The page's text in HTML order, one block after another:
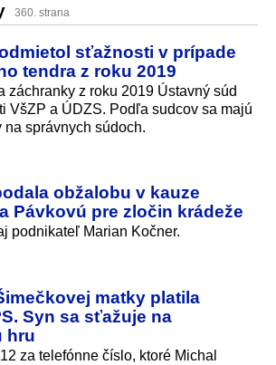
360. strana
sťažnosti v prípade
tendra z roku 2019
záchranky z roku 2019 Ústavný súd
VšZP a ÚDZS. Podľa sudcov sa majú
správnych súdoch.
obžalobu v kauze
Pávkovú pre zločin krádeže
podnikateľ Marian Kočner.
matky platila
Syn sa sťažuje na
hru
za telefónne číslo, ktoré Michal